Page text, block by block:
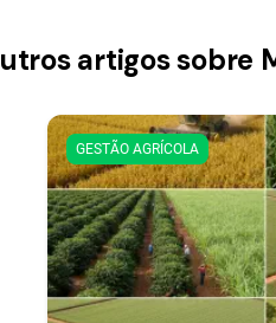
artigos sobre
GESTÃO AGRÍCOLA